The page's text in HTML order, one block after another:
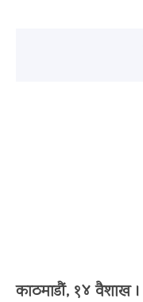
काठमाडौं, १४ वैशाख ।